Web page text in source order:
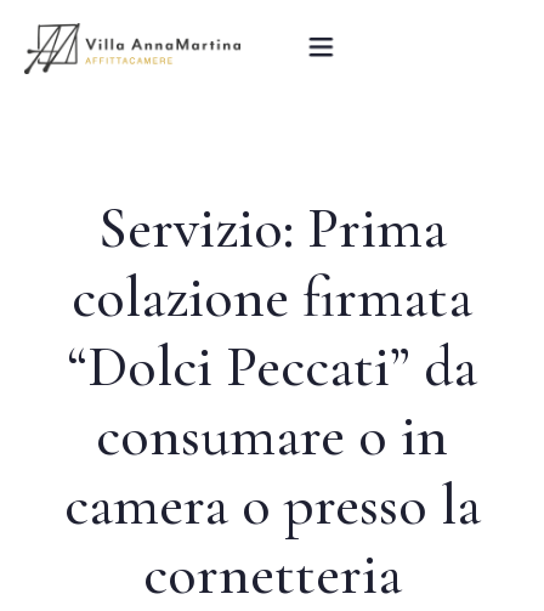
La Villa
Le Camere
La Colazione
Attrazioni Turistiche
Contatti
Servizio: Prima
colazione firmata
“Dolci Peccati” da
consumare o in
camera o presso la
cornetteria